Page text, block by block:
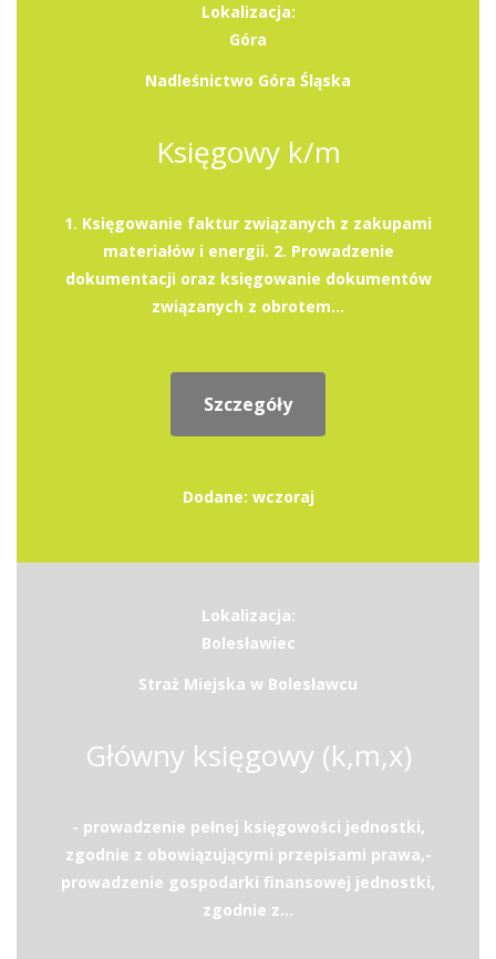
Lokalizacja:
Góra
Nadleśnictwo Góra Śląska
Księgowy k/m
1. Księgowanie faktur związanych z zakupami
materiałów i energii. 2. Prowadzenie
dokumentacji oraz księgowanie dokumentów
związanych z obrotem...
Szczegóły
Dodane: wczoraj
Lokalizacja:
Bolesławiec
Straż Miejska w Bolesławcu
Główny księgowy (k,m,x)
- prowadzenie pełnej księgowości jednostki,
zgodnie z obowiązującymi przepisami prawa,-
prowadzenie gospodarki finansowej jednostki,
zgodnie z...